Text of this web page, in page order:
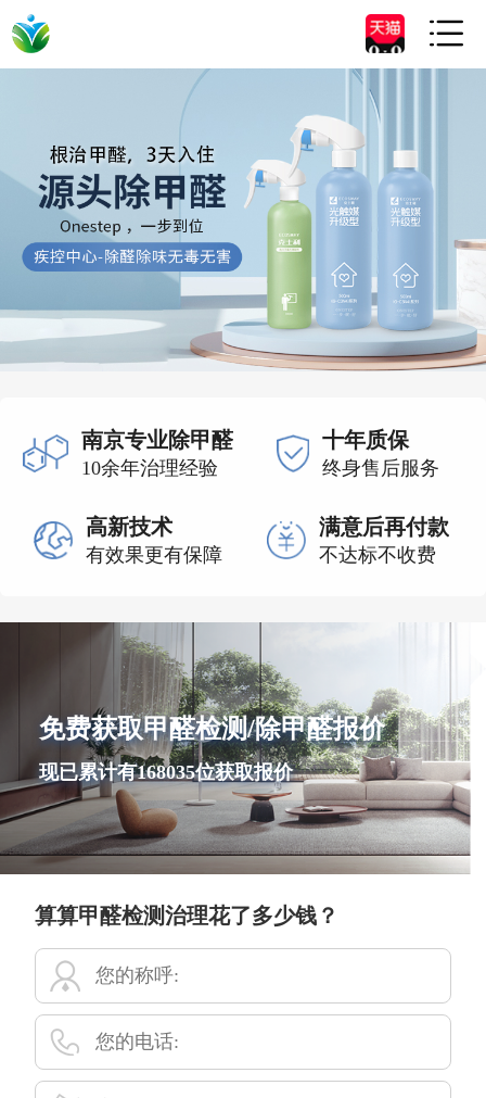

南京专业除甲醛
10余年治理经验
十年质保
终身售后服务
高新技术
有效果更有保障
满意后再付款
不达标不收费
免费获取甲醛检测/除甲醛报价
现已累计有168035位获取报价
算算甲醛检测治理花了多少钱？